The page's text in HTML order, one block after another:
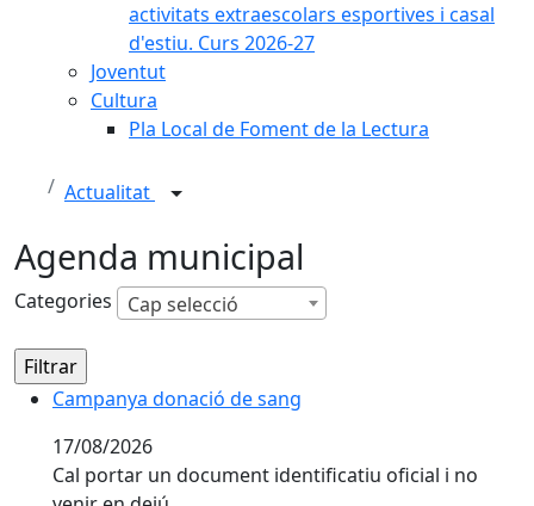
activitats extraescolars esportives i casal
d'estiu. Curs 2026-27
Joventut
Cultura
Pla Local de Foment de la Lectura
Actualitat
Agenda municipal
Categories Cap selecció
Campanya donació de sang
Campanya donació de sang
17/08/2026
Cal portar un document identificatiu oficial i no